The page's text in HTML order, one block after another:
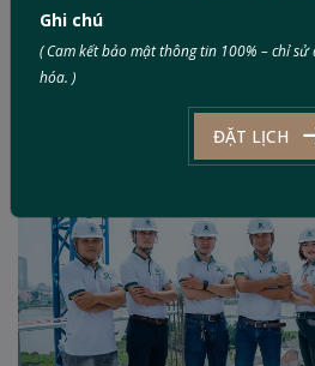
dự toán minh bạch, chủ nhà có thể
kiểm soát.
Ghi chú
( Cam kết bảo mật thông tin 100% – chỉ
hóa. )
ĐẶT LỊCH